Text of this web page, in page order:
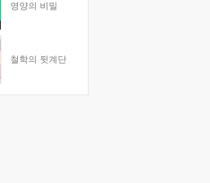
영양의 비밀
철학의 뒷계단